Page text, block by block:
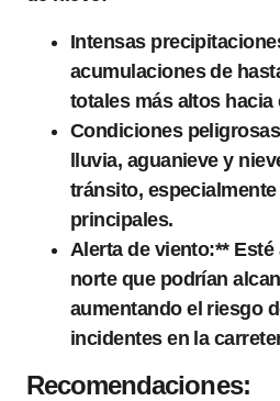
Intensas
acumulaciones de
totales más altos hacia
Condiciones
lluvia, aguanieve y
tránsito,
principales.
Alerta de viento:** Esté
norte que podrían
aumentando el riesgo
incidentes en la
Recomendaciones: